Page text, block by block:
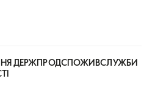
ДЕРЖПРОДСПОЖИВСЛУЖБИ